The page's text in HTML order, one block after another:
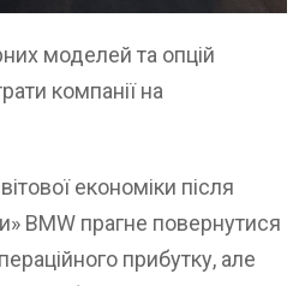
моделей та опцій
компанії на
економіки після
BMW прагне повернутися
прибутку, але